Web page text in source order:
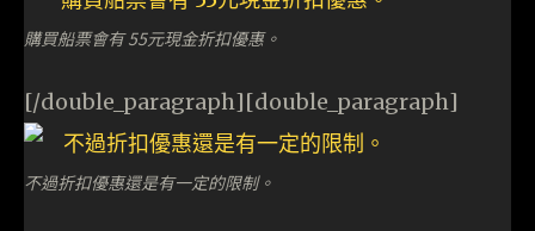
購買船票會有 55元現金折扣優惠。
[/double_paragraph][double_paragraph]
不過折扣優惠還是有一定的限制。